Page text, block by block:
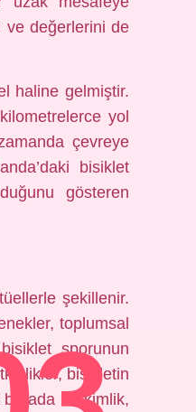
ve değerlerini de
haline gelmiştir.
yol
çevreye
bisiklet
gösteren
şekillenir.
toplumsal
sporunun
bisikletin
burada bir kimlik,